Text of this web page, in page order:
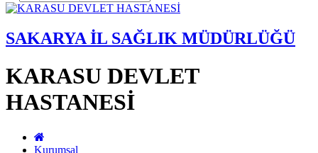
SAKARYA İL SAĞLIK MÜDÜRLÜĞÜ
KARASU DEVLET
HASTANESİ
Kurumsal